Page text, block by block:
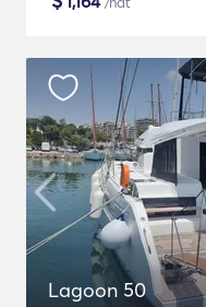
Lagoon 50